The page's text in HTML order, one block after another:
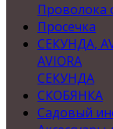
Проволока
Просечка
СЕКУНДА,
AVIORA
СЕКУНДА
СКОБЯНКА
Садовый